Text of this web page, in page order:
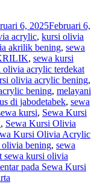
6, 2025Februari 6,
acrylic, kursi olivia
akrilik bening, sewa
, sewa kursi
olivia acrylic terdekat
olivia acrylic bening,
bening, melayani
di jabodetabek, sewa
kursi, Sewa Kursi
, Sewa Kursi Olivia
Kursi Olivia Acrylic
olivia bening, sewa
sewa kursi olivia
pada Sewa Kursi